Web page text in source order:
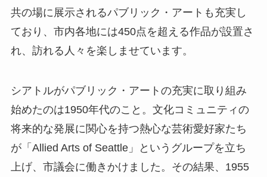
共の場に展示されるパブリック・アートも充実し
ており、市内各地には450点を超える作品が設置さ
れ、訪れる人々を楽しませています。
シアトルがパブリック・アートの充実に取り組み
始めたのは1950年代のこと。文化コミュニティの
将来的な発展に関心を持つ熱心な芸術愛好家たち
が「Allied Arts of Seattle」というグループを立ち
上げ、市議会に働きかけました。その結果、1955